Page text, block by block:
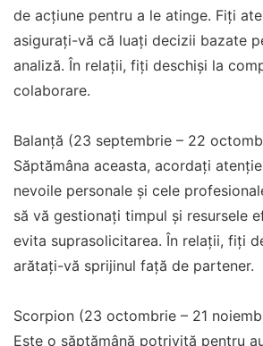
de acțiune pentru a le atinge. Fiți
asigurați-vă că luați decizii bazate
analiză. În relații, fiți deschiși la
colaborare.
Balanță (23 septembrie – 22
Săptămâna aceasta, acordați
nevoile personale și cele
să vă gestionați timpul și resursele
evita suprasolicitarea. În relații, fiți
arătați-vă sprijinul față de partener.
Scorpion (23 octombrie – 21
Este o săptămână potrivită pentru